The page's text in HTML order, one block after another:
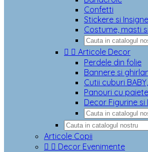
Confetti
Stickere si Insigne
Costume, masti
  Articole Decor
Perdele din folie
Bannere si
Cutii cuburi
Panouri cu paiete
Decor Figurine si
Articole Copii
  Decor Evenimente